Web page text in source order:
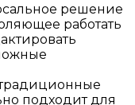
решение
работать
подходит для